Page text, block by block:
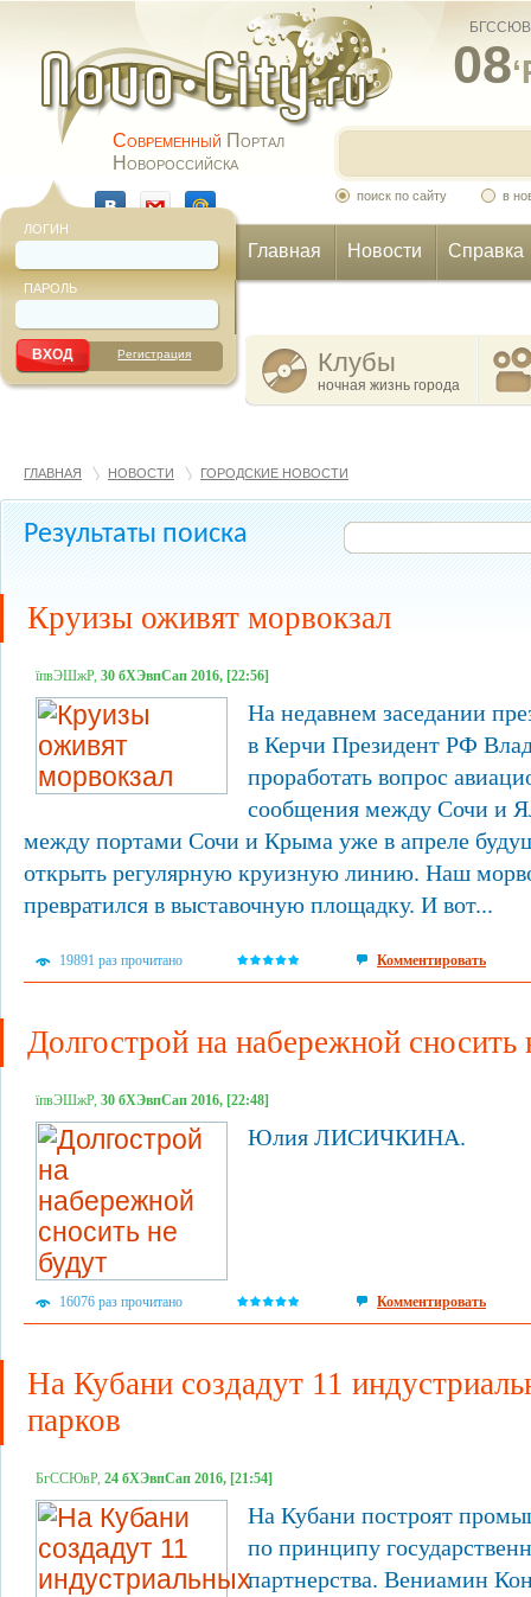
Современный Портал
Новороссийска
08
поиск по сайту в
ЛОГИН
ПАРОЛЬ
Регистрация
Главная Новости Справка
Клубы
ночная жизнь города
ГЛАВНАЯ НОВОСТИ ГОРОДСКИЕ НОВОСТИ
Результаты поиска
Круизы оживят морвокзал
їпвЭШжР, 30 бХЭвпСап 2016, [22:56]
На недавнем заседании
в Керчи Президент РФ
проработать вопрос
сообщения между Сочи и
между портами Сочи и Крыма уже в апреле
открыть регулярную круизную линию. Наш
превратился в выставочную площадку. И вот...
19891 раз прочитано Комментировать
Долгострой на набережной сносить
їпвЭШжР, 30 бХЭвпСап 2016, [22:48]
Юлия ЛИСИЧКИНА.
16076 раз прочитано Комментировать
На Кубани создадут 11
парков
БгССЮвР, 24 бХЭвпСап 2016, [21:54]
На Кубани построят
по принципу
партнерства. Вениамин